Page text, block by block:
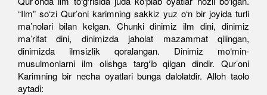
“Ilm” so‘zi Qur’oni karimning sakkiz yuz o‘n bir joyida turli
ma’nolari bilan kelgan. Chunki dinimiz ilm dini, dinimiz
ma’rifat dini, dinimizda jaholat mazammat qilingan,
dinimizda ilmsizlik qoralangan. Dinimiz mo‘min-
musulmonlarni ilm olishga targ‘ib qilgan dindir. Qur’oni
Karimning bir necha oyatlari bunga dalolatdir. Alloh taolo
aytadi: